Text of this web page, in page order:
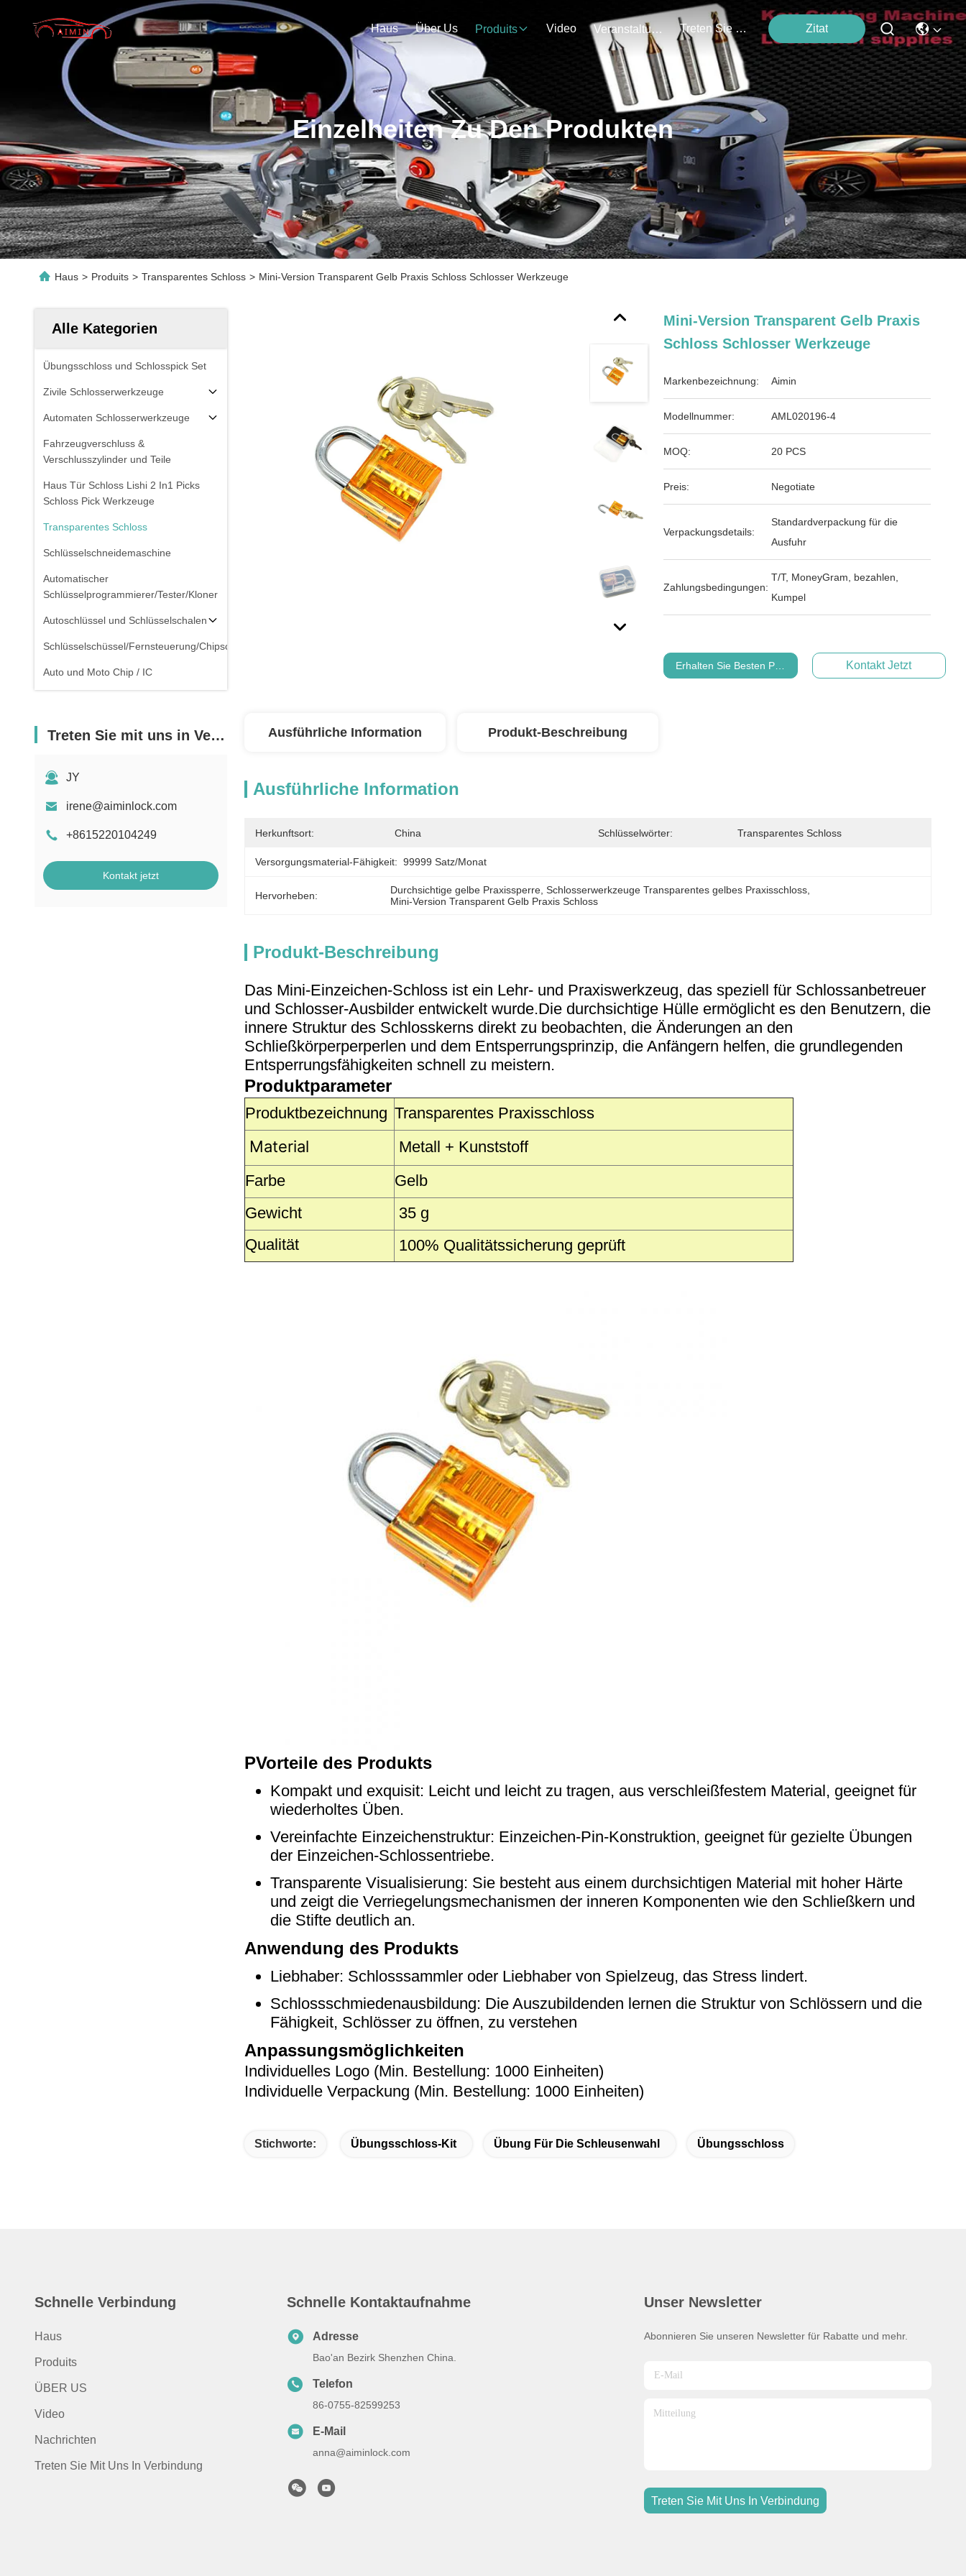
Haus Über Us Produits Video Veranstaltungen Treten Sie Mit Uns In Verbindung Zitat
Einzelheiten Zu Den Produkten
Haus > Produits > Transparentes Schloss > Mini-Version Transparent Gelb Praxis Schloss Schlosser Werkzeuge
Alle Kategorien
Übungsschloss und Schlosspick Set
Zivile Schlosserwerkzeuge
Automaten Schlosserwerkzeuge
Fahrzeugverschluss &
Verschlusszylinder und Teile
Haus Tür Schloss Lishi 2 In1 Picks
Schloss Pick Werkzeuge
Transparentes Schloss
Schlüsselschneidemaschine
Automatischer
Schlüsselprogrammierer/Tester/Kloner
Autoschlüssel und Schlüsselschalen
Schlüsselschüssel/Fernsteuerung/Chipschlüssel
Auto und Moto Chip / IC
Treten Sie mit uns in Verbindung
JY
irene@aiminlock.com
+8615220104249
Kontakt jetzt
Mini-Version Transparent Gelb Praxis
Schloss Schlosser Werkzeuge
Markenbezeichnung: Aimin
Modellnummer: AML020196-4
MOQ: 20 PCS
Preis: Negotiate
Verpackungsdetails:
Standardverpackung für die
Ausfuhr
Zahlungsbedingungen:
T/T, MoneyGram, bezahlen,
Kumpel
Erhalten Sie Besten Preis Kontakt Jetzt
Ausführliche Information Produkt-Beschreibung
Ausführliche Information
Herkunftsort: China Schlüsselwörter: Transparentes Schloss
Versorgungsmaterial-Fähigkeit: 99999 Satz/Monat
Hervorheben: Durchsichtige gelbe Praxissperre , Schlosserwerkzeuge Transparentes gelbes Praxisschloss
Mini-Version Transparent Gelb Praxis Schloss
Produkt-Beschreibung
Das Mini-Einzeichen-Schloss ist ein Lehr- und Praxiswerkzeug, das speziell für Schlossanbetreuer
und Schlosser-Ausbilder entwickelt wurde.Die durchsichtige Hülle ermöglicht es den Benutzern, die
innere Struktur des Schlosskerns direkt zu beobachten, die Änderungen an den
Schließkörperperperlen und dem Entsperrungsprinzip, die Anfängern helfen, die grundlegenden
Entsperrungsfähigkeiten schnell zu meistern.
Produktparameter
Produktbezeichnung Transparentes Praxisschloss
Material
Metall + Kunststoff
Farbe
Gelb
Gewicht
35 g
Qualität
100% Qualitätssicherung geprüft
PVorteile des Produkts
Kompakt und exquisit: Leicht und leicht zu tragen, aus verschleißfestem Material, geeignet für
wiederholtes Üben.
Vereinfachte Einzeichenstruktur: Einzeichen-Pin-Konstruktion, geeignet für gezielte Übungen
der Einzeichen-Schlossentriebe.
Transparente Visualisierung: Sie besteht aus einem durchsichtigen Material mit hoher Härte
und zeigt die Verriegelungsmechanismen der inneren Komponenten wie den Schließkern und
die Stifte deutlich an.
Anwendung des Produkts
Liebhaber: Schlosssammler oder Liebhaber von Spielzeug, das Stress lindert.
Schlossschmiedenausbildung: Die Auszubildenden lernen die Struktur von Schlössern und die
Fähigkeit, Schlösser zu öffnen, zu verstehen
Anpassungsmöglichkeiten
Individuelles Logo (Min. Bestellung: 1000 Einheiten)
Individuelle Verpackung (Min. Bestellung: 1000 Einheiten)
Stichworte: Übungsschloss-Kit Übung Für Die Schleusenwahl Übungsschloss
Schnelle Verbindung
Haus
Produits
ÜBER US
Video
Nachrichten
Treten Sie Mit Uns In Verbindung
Schnelle Kontaktaufnahme
Adresse
Bao'an Bezirk Shenzhen China.
Telefon
86-0755-82599253
E-Mail
anna@aiminlock.com
Unser Newsletter
Abonnieren Sie unseren Newsletter für Rabatte und mehr.
Treten Sie Mit Uns In Verbindung